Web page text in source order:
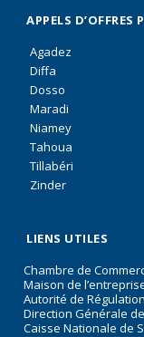
APPELS D’OFFRES
Agadez
Diffa
Dosso
Maradi
Niamey
Tahoua
Tillabéri
Zinder
LIENS UTILES
Chambre de
Maison de
Autorité de
Direction Générale
Caisse Nationale de